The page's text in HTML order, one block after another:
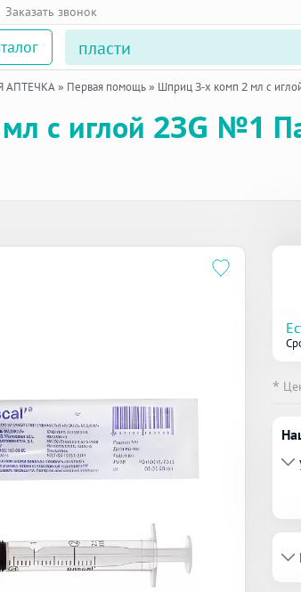
Заказать звонок
АПТЕЧКА» Первая помощь» Шприц 3-х комп 2 мл с
с иглой 23G №1
*